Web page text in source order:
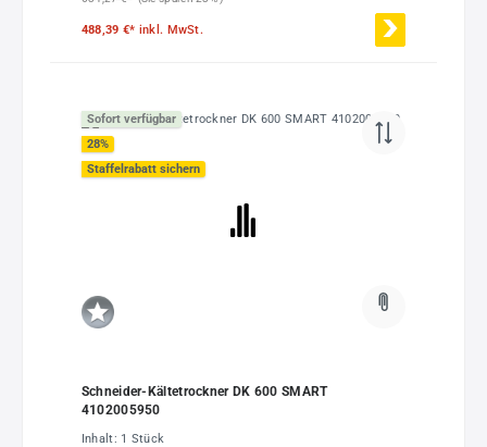
488,39 €* inkl. MwSt.
Sofort verfügbar
28%
Staffelrabatt sichern
Schneider-Kältetrockner DK 600 SMART
4102005950
Inhalt: 1 Stück